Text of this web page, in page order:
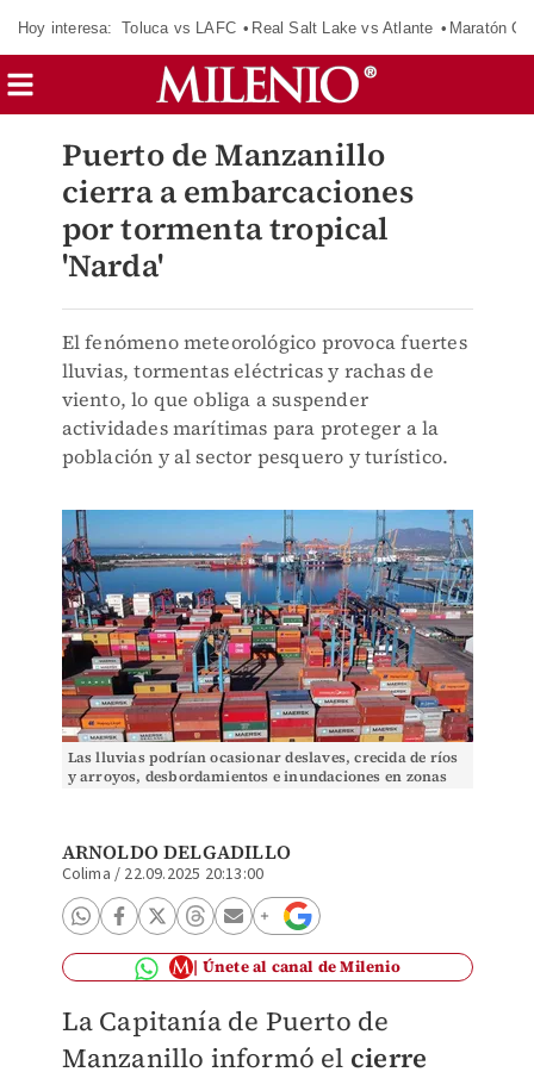
Hoy interesa: Toluca vs LAFC Real Salt Lake vs Atlante Maratón
Puerto de Manzanillo
cierra a embarcaciones
por tormenta tropical
'Narda'
El fenómeno meteorológico provoca fuertes
lluvias, tormentas eléctricas y rachas de
viento, lo que obliga a suspender
actividades marítimas para proteger a la
población y al sector pesquero y turístico.
Las lluvias podrían ocasionar deslaves, crecida de ríos
y arroyos, desbordamientos e inundaciones en zonas
ARNOLDO DELGADILLO
Colima / 22.09.2025 20:13:00
Únete al canal de Milenio
La Capitanía de Puerto de
Manzanillo informó el cierre